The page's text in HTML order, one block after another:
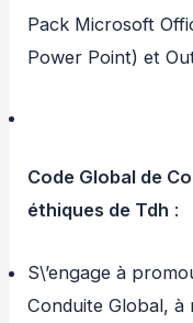
Pack Microsoft
Power Point) et
Code Global de
éthiques de Tdh :
S\’engage à
Conduite Global,